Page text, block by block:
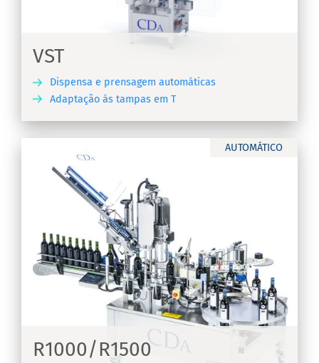
VST
Dispensa e prensagem automáticas
Adaptação às tampas em T
AUTOMÁTICO
R1000/R1500